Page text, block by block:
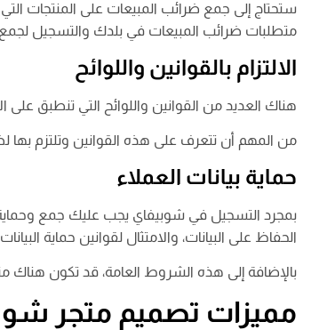
ستحتاج إلى جمع ضرائب المبيعات على المنتجات
متطلبات ضرائب المبيعات في بلدك والتسجيل
الالتزام بالقوانين واللوائح
هناك العديد من القوانين واللوائح التي تنطبق على
من المهم أن تتعرف على هذه القوانين وتلتزم بها
حماية بيانات العملاء
بمجرد التسجيل في شوبيفاي يجب عليك جمع
الحفاظ على البيانات، والامتثال لقوانين حماية
بالإضافة إلى هذه الشروط العامة، قد تكون هناك
مميزات تصميم متجر